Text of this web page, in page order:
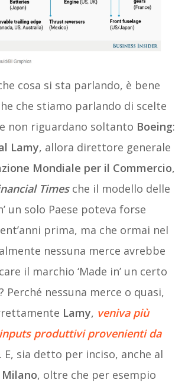
cosa si sta parlando, è bene
che stiamo parlando di scelte
non riguardano soltanto Boeing:
Lamy, allora direttore generale
Mondiale per il Commercio,
Timesche il modello delle
un solo Paese poteva forse
prima, ma che ormai nel
nessuna merce avrebbe
il marchio ‘Made in’ un certo
Perché nessuna merce o quasi,
Lamy, veniva più
produttivi provenienti da
E, sia detto per inciso, anche al
, oltre che per esempio